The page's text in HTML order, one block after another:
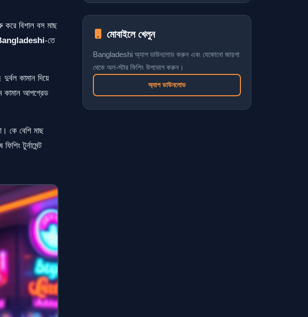
করে বিশাল বস মাছ
-তে
কামান দিয়ে
কামান আপগ্রেড
কে বেশি মাছ
টুর্নামেন্ট
মোবাইলে খেলুন
Bangladeshi অ্যাপ ডাউনলোড করুন এবং যেকোনো জায়গা
থেকে অল-স্টার ফিশিং উপভোগ করুন।
অ্যাপ ডাউনলোড